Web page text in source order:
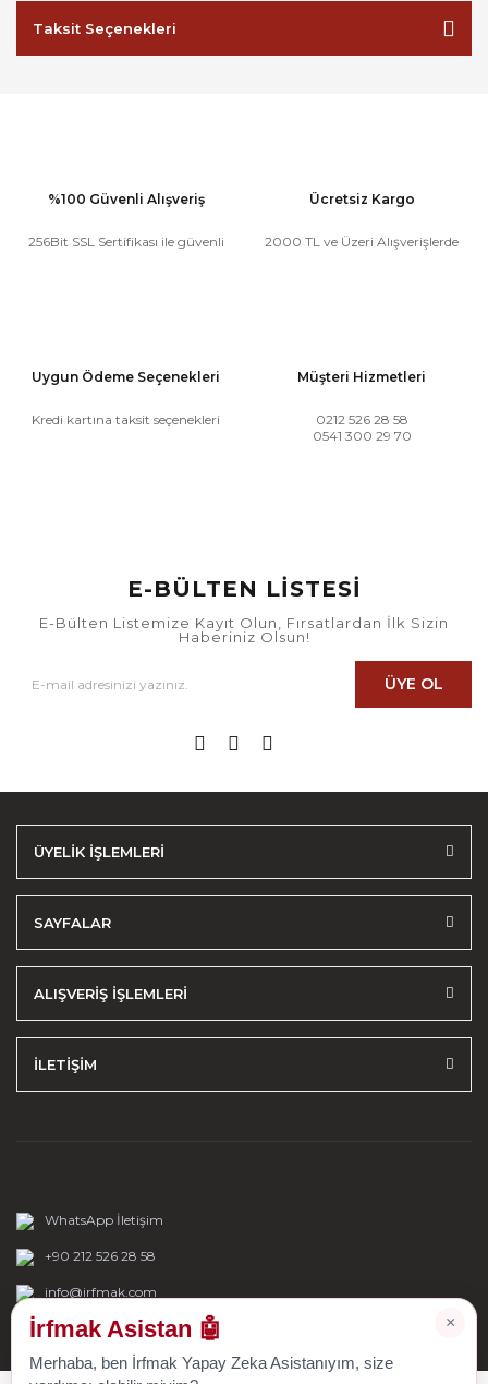
Taksit Seçenekleri
%100 Güvenli Alışveriş
256Bit SSL Sertifikası ile güvenli
Ücretsiz Kargo
2000 TL ve Üzeri Alışverişlerde
Uygun Ödeme Seçenekleri
Kredi kartına taksit seçenekleri
Müşteri Hizmetleri
0212 526 28 58
0541 300 29 70
E-BÜLTEN LİSTESİ
E-Bülten Listemize Kayıt Olun, Fırsatlardan İlk Sizin
Haberiniz Olsun!
ÜYE OL
ÜYELİK İŞLEMLERİ
SAYFALAR
ALIŞVERİŞ İŞLEMLERİ
İLETİŞİM
WhatsApp İletişim
+90 212 526 28 58
info@irfmak.com
×
İrfmak Asistan 🤖
Merhaba, ben İrfmak Yapay Zeka Asistanıyım, size